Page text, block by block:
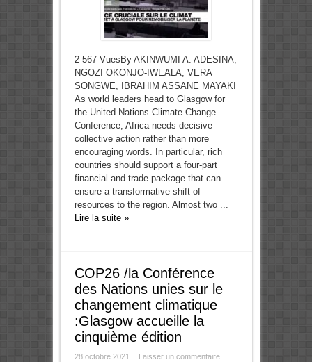
2 567 VuesBy AKINWUMI A. ADESINA,
NGOZI OKONJO-IWEALA, VERA
SONGWE, IBRAHIM ASSANE MAYAKI
As world leaders head to Glasgow for
the United Nations Climate Change
Conference, Africa needs decisive
collective action rather than more
encouraging words. In particular, rich
countries should support a four-part
financial and trade package that can
ensure a transformative shift of
resources to the region. Almost two ...
Lire la suite »
COP26 /la Conférence
des Nations unies sur le
changement climatique
:Glasgow accueille la
cinquième édition
28 octobre 2021 Laisser un commentaire